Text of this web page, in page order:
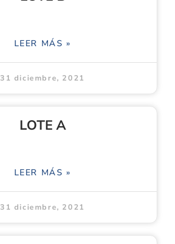
LEER MÁS »
31 diciembre, 2021
LOTE A
LEER MÁS »
31 diciembre, 2021